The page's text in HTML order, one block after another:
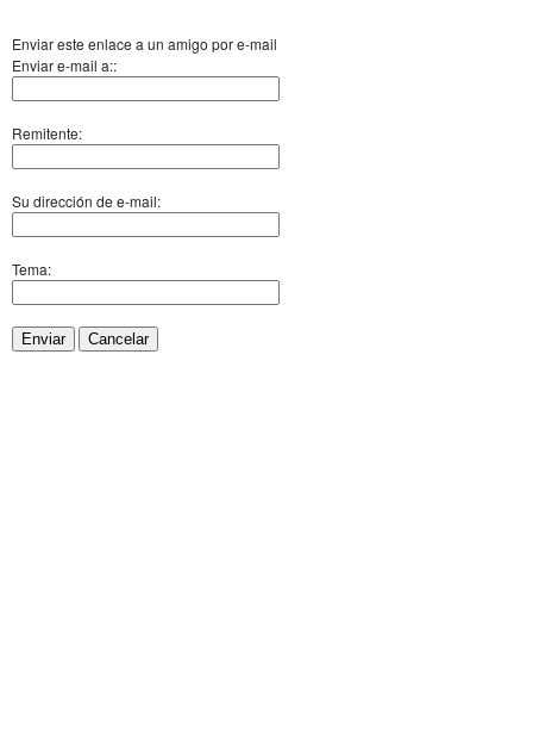
Enviar este enlace a un amigo por e-mail
Enviar e-mail a::
Remitente:
Su dirección de e-mail:
Tema:
Enviar Cancelar